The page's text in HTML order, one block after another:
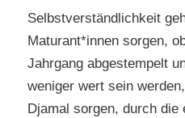
Selbstverständlichkeit
Maturant*innen sorgen,
Jahrgang abgestempelt
weniger wert sein
Djamal sorgen, durch die